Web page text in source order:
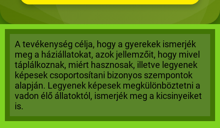
A tevékenység célja, hogy a gyerekek ismerjék
meg a háziállatokat, azok jellemzőit, hogy mivel
táplálkoznak, miért hasznosak, illetve legyenek
képesek csoportosítani bizonyos szempontok
alapján. Legyenek képesek megkülönböztetni a
vadon élő á llatoktól, ismerjék meg a kicsinyeiket
is.